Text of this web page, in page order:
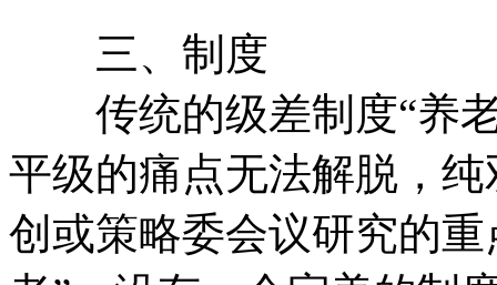
三、制度
传统的级差制度“养老
平级的痛点无法解脱，
创或策略委会议研究的